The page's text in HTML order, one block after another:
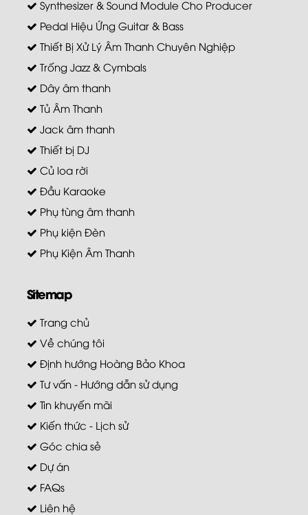
Synthesizer & Sound Module Cho Producer
Pedal Hiệu Ứng Guitar & Bass
Thiết Bị Xử Lý Âm Thanh Chuyên Nghiệp
Trống Jazz & Cymbals
Dây âm thanh
Tủ Âm Thanh
Jack âm thanh
Thiết bị DJ
Củ loa rời
Đầu Karaoke
Phụ tùng âm thanh
Phụ kiện Đèn
Phụ Kiện Âm Thanh
Sitemap
Trang chủ
Về chúng tôi
Định hướng Hoàng Bảo Khoa
Tư vấn - Hướng dẫn sử dụng
Tin khuyến mãi
Kiến thức - Lịch sử
Góc chia sẻ
Dự án
FAQs
Liên hệ